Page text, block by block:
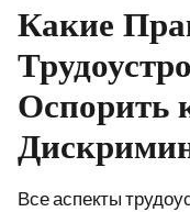
Какие
Оспорить
Все аспекты